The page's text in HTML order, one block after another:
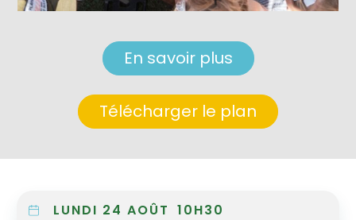
Télécharger le plan
En savoir plus
LUNDI 24 AOÛT 10H30